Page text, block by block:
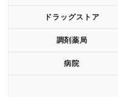
ドラッグストア
調剤薬局
病院